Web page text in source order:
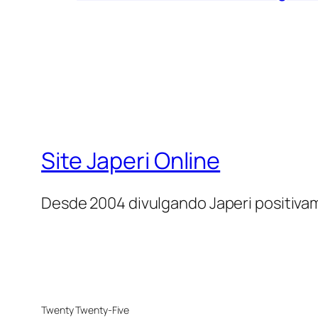
Site Japeri Online
Desde 2004 divulgando Japeri
Twenty Twenty-Five